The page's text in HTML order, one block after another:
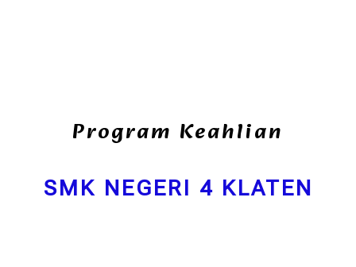
Program Keahlian
SMK NEGERI 4 KLATEN